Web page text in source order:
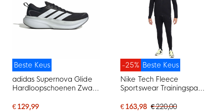
Beste Keus
adidas Supernova Glide
Hardloopschoenen Zwart
€ 129,99
Beste Keus
-25%
Nike Tech Fleece
Sportswear Trainingspak
€ 163,98 € 220,00